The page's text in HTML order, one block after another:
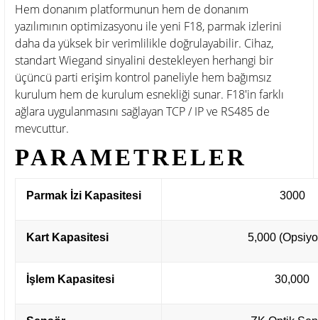
Hem donanım platformunun hem de donanım
yazılımının optimizasyonu ile yeni F18, parmak izlerini
daha da yüksek bir verimlilikle doğrulayabilir. Cihaz,
standart Wiegand sinyalini destekleyen herhangi bir
üçüncü parti erişim kontrol paneliyle hem bağımsız
kurulum hem de kurulum esnekliği sunar. F18'in farklı
ağlara uygulanmasını sağlayan TCP / IP ve RS485 de
mevcuttur.
PARAMETRELER
Parmak İzi Kapasitesi 3000
Kart Kapasitesi 5,000
İşlem Kapasitesi 30,000